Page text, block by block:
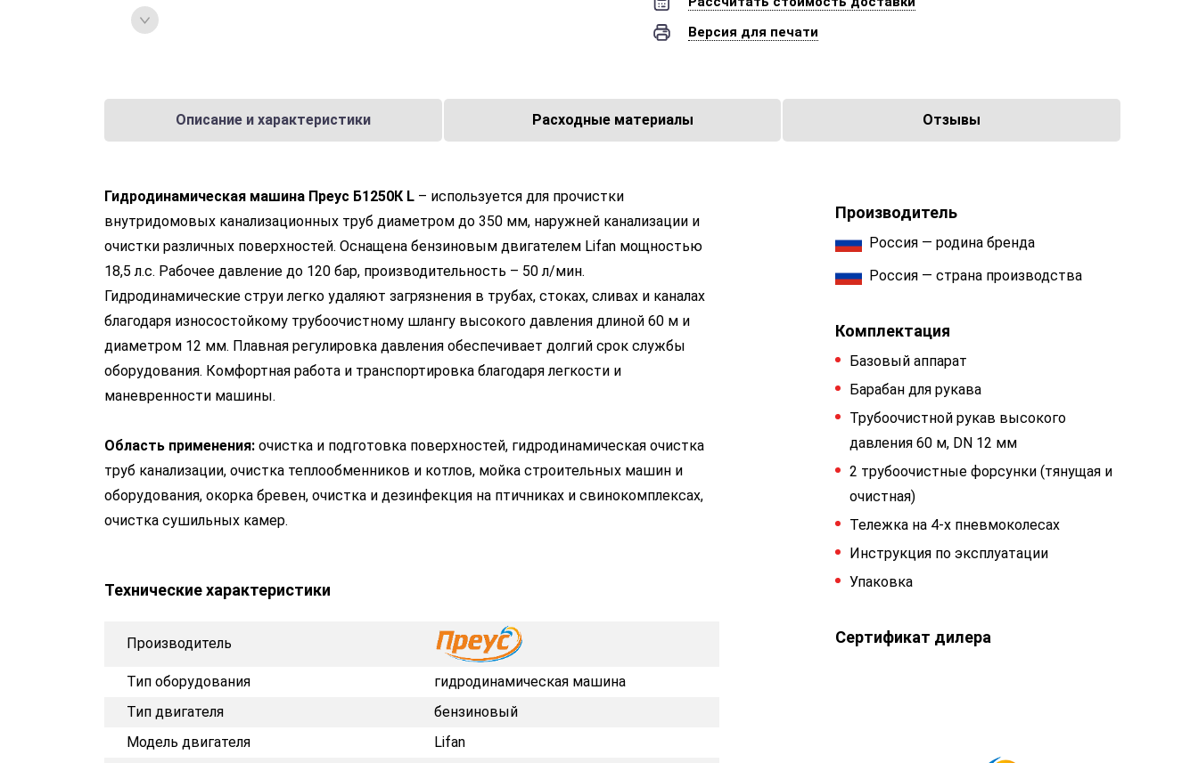
Версия для печати
Описание и характеристики Расходные материалы Отзывы
Гидродинамическая машина Преус Б1250К L – используется для прочистки
внутридомовых канализационных труб диаметром до 350 мм, наружней канализации и
очистки различных поверхностей. Оснащена бензиновым двигателем Lifan мощностью
18,5 л.с. Рабочее давление до 120 бар, производительность – 50 л/мин.
Гидродинамические струи легко удаляют загрязнения в трубах, стоках, сливах и каналах
благодаря износостойкому трубоочистному шлангу высокого давления длиной 60 м и
диаметром 12 мм. Плавная регулировка давления обеспечивает долгий срок службы
оборудования. Комфортная работа и транспортировка благодаря легкости и
маневренности машины.
Область применения: очистка и подготовка поверхностей, гидродинамическая очистка
труб канализации, очистка теплообменников и котлов, мойка строительных машин и
оборудования, окорка бревен, очистка и дезинфекция на птичниках и свинокомплексах,
очистка сушильных камер.
Технические характеристики
Производитель
Тип оборудования
гидродинамическая машина
Тип двигателя
бензиновый
Модель двигателя
Lifan
Производитель
Россия — родина бренда
Россия — страна производства
Комплектация
Базовый аппарат
Барабан для рукава
Трубоочистной рукав высокого
давления 60 м, DN 12 мм
2 трубоочистные форсунки (тянущая и
очистная)
Тележка на 4-х пневмоколесах
Инструкция по эксплуатации
Упаковка
Сертификат дилера